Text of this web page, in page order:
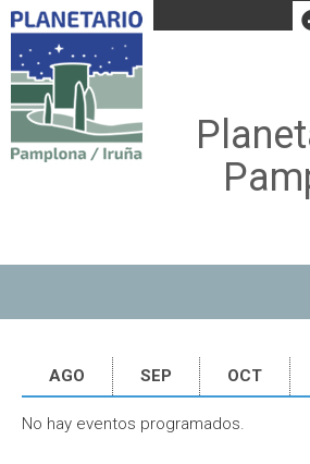
AGO SEP OCT
No hay eventos programados.